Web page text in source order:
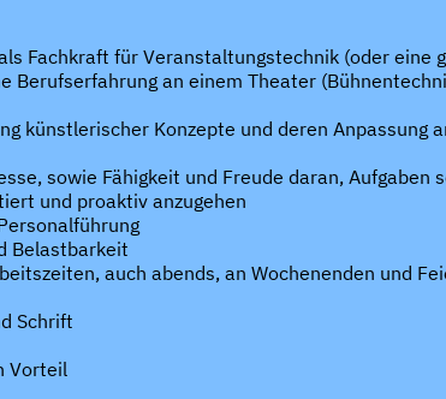
Fachkraft für Veranstaltungstechnik (oder eine
Berufserfahrung an einem Theater
künstlerischer Konzepte und deren Anpassung
sowie Fähigkeit und Freude daran, Aufgaben
und proaktiv anzugehen
Belastbarkeit
auch abends, an Wochenenden und
Schrift
Vorteil